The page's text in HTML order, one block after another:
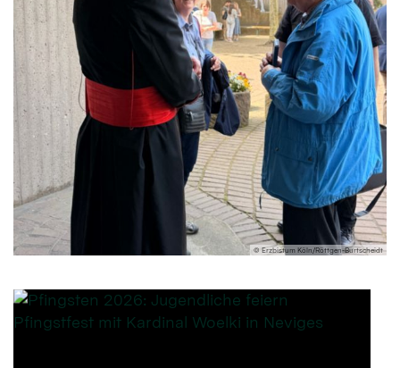
© Erzbistum Köln/Röttgen-Burtscheidt